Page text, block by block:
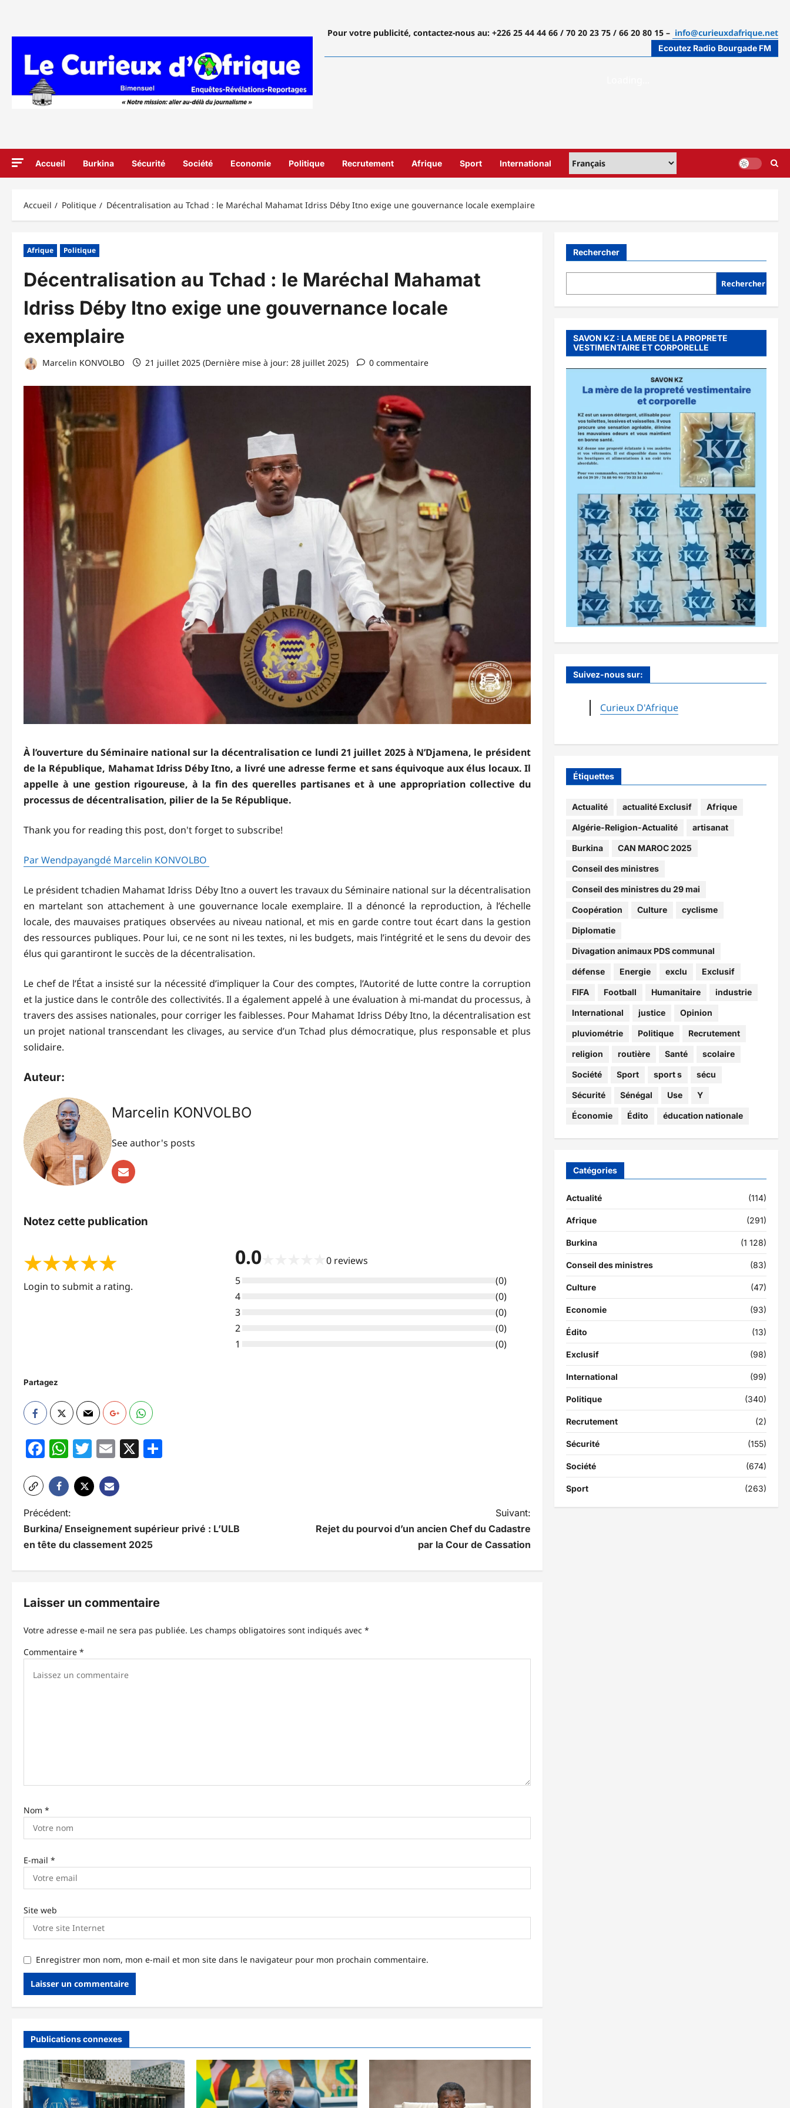
Pour votre publicité, contactez-nous au: +226 25 44 44 66 / 70 20 23 75 / 66 20 80 15 – info@curieuxdafrique.net
Ecoutez Radio Bourgade FM
Accueil Burkina Sécurité Société Economie Politique Recrutement Afrique Sport International
Accueil Politique Décentralisation au Tchad : le Maréchal Mahamat Idriss Déby Itno exige une gouvernance locale exemplaire
Afrique Politique
Décentralisation au Tchad : le Maréchal Mahamat
Idriss Déby Itno exige une gouvernance locale
exemplaire
Marcelin KONVOLBO 21 juillet 2025 (Dernière mise à jour: 28 juillet 2025) 0 commentaire
À l’ouverture du Séminaire national sur la décentralisation ce lundi 21 juillet 2025 à N’Djamena, le président
de la République, Mahamat Idriss Déby Itno, a livré une adresse ferme et sans équivoque aux élus locaux. Il
appelle à une gestion rigoureuse, à la fin des querelles partisanes et à une appropriation collective du
processus de décentralisation, pilier de la 5e République.
Thank you for reading this post, don't forget to subscribe!
Par Wendpayangdé Marcelin KONVOLBO
Le président tchadien Mahamat Idriss Déby Itno a ouvert les travaux du Séminaire national sur la décentralisation
en martelant son attachement à une gouvernance locale exemplaire. Il a dénoncé la reproduction, à l’échelle
locale, des mauvaises pratiques observées au niveau national, et mis en garde contre tout écart dans la gestion
des ressources publiques. Pour lui, ce ne sont ni les textes, ni les budgets, mais l’intégrité et le sens du devoir des
élus qui garantiront le succès de la décentralisation.
Le chef de l’État a insisté sur la nécessité d’impliquer la Cour des comptes, l’Autorité de lutte contre la corruption
et la justice dans le contrôle des collectivités. Il a également appelé à une évaluation à mi-mandat du processus, à
travers des assises nationales, pour corriger les faiblesses. Pour Mahamat Idriss Déby Itno, la décentralisation est
un projet national transcendant les clivages, au service d’un Tchad plus démocratique, plus responsable et plus
solidaire.
Auteur:
Marcelin KONVOLBO
See author's posts
Notez cette publication
★★★★★
Login to submit a rating.
0.0★ 0 reviews
5
(0)
4
(0)
3
(0)
2
(0)
1
(0)
Partagez
Facebook
WhatsApp
Twitter
Email
X
N
a
g
i
r
t
c
Précédent:
Burkina/ Enseignement supérieur privé : L’ULB
en tête du classement 2025
Suivant:
Rejet du pourvoi d’un ancien Chef du Cadastre
par la Cour de Cassation
Laisser un commentaire
Votre adresse e-mail ne sera pas publiée. Les champs obligatoires sont indiqués avec *
Commentaire *
Nom *
E-mail *
Site web
Enregistrer mon nom, mon e-mail et mon site dans le navigateur pour mon prochain commentaire.
Publications connexes
Rechercher
Rechercher
SAVON KZ : LA MERE DE LA PROPRETE
VESTIMENTAIRE ET CORPORELLE
Suivez-nous sur:
Curieux D'Afrique
Étiquettes
Actualité actualité Exclusif Afrique
Algérie-Religion-Actualité artisanat
Burkina CAN MAROC 2025
Conseil des ministres
Conseil des ministres du 29 mai
Coopération Culture cyclisme
Diplomatie
Divagation animaux PDS communal
défense Energie exclu Exclusif
FIFA Football Humanitaire industrie
International justice Opinion
pluviométrie Politique Recrutement
religion routière Santé scolaire
Société Sport sport s sécu
Sécurité Sénégal Use Y
Économie Édito éducation nationale
Catégories
Actualité (114)
Afrique (291)
Burkina (1 128)
Conseil des ministres (83)
Culture (47)
Economie (93)
Édito (13)
Exclusif (98)
International (99)
Politique (340)
Recrutement (2)
Sécurité (155)
Société (674)
Sport (263)